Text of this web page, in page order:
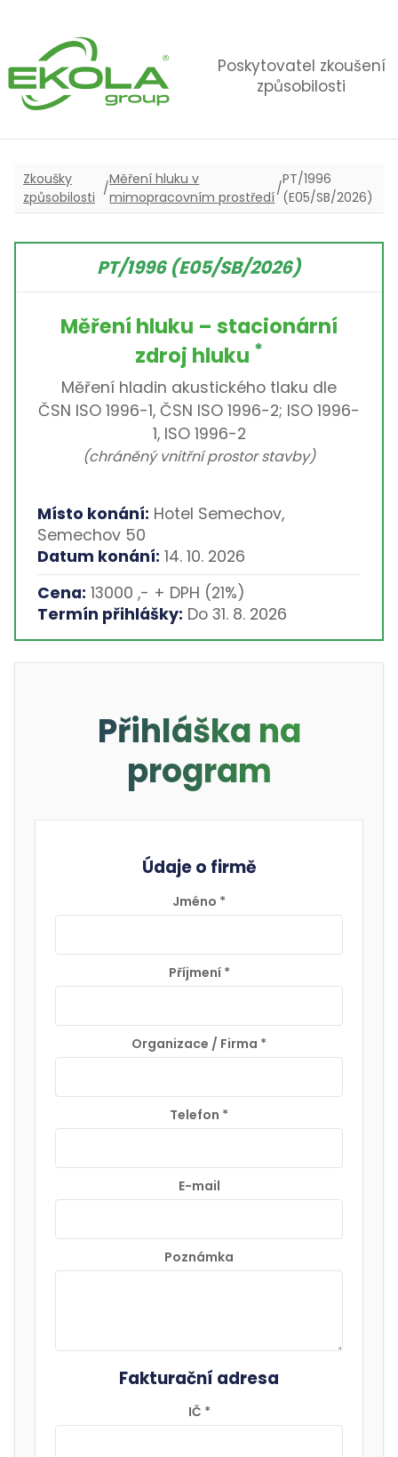
Poskytovatel zkoušení
způsobilosti
Zkoušky
způsobilosti
/
Měření hluku v
mimopracovním prostředí
/
PT/1996
(E05/SB/2026)
PT/1996 (E05/SB/2026)
Měření hluku – stacionární
zdroj hluku *
Měření hladin akustického tlaku dle
ČSN ISO 1996-1, ČSN ISO 1996-2; ISO 1996-
1, ISO 1996-2
(chráněný vnitřní prostor stavby)
Místo konání: Hotel Semechov,
Semechov 50
Datum konání: 14. 10. 2026
Cena: 13000 ,- + DPH (21%)
Termín přihlášky: Do 31. 8. 2026
Přihláška na
program
Údaje o firmě
Jméno *
Příjmení *
Organizace / Firma *
Telefon *
E-mail
Poznámka
Fakturační adresa
IČ *